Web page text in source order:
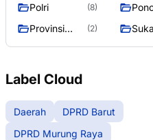
RAYA
Raya
Polri (8)
Provinsi
(2)
Label Cloud
Daerah
DPRD Barut
DPRD Murung Raya